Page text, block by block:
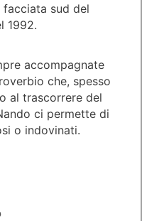
facciata sud del
1992.
accompagnate
che, spesso
al trascorrere del
ci permette di
o indovinati.